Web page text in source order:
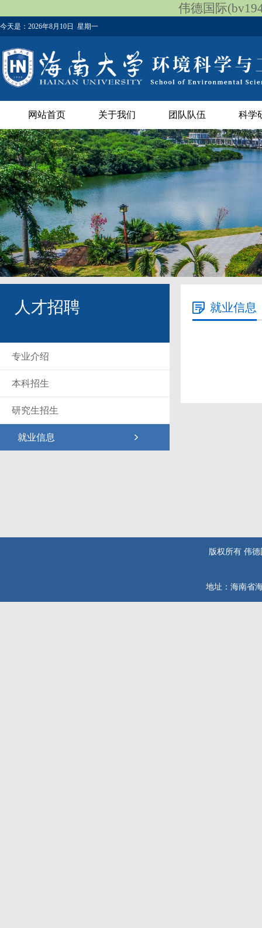
伟德国际
今天是： 2026年8月10日 星期一
网站首页 关于我们 团队队伍 科学
人才招聘
专业介绍
本科招生
研究生招生
就业信息
就业信息
版权所有 伟德
地址：海南省